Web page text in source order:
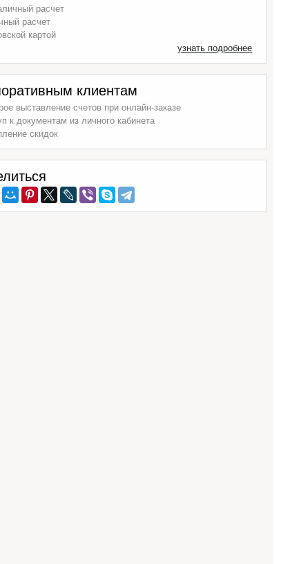
расчет
расчет
картой
узнать подробнее
клиентам
выставление счетов при онлайн-заказе
к документам из личного кабинета
скидок